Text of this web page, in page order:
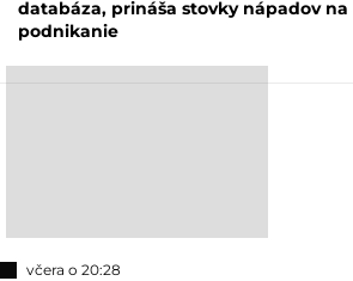
databáza, prináša stovky nápadov
podnikanie
včera o 20:28